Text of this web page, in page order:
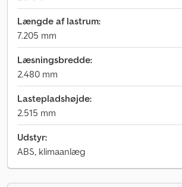
Længde af lastrum:
7.205 mm
Læsningsbredde:
2.480 mm
Lastepladshøjde:
2.515 mm
Udstyr:
ABS, klimaanlæg